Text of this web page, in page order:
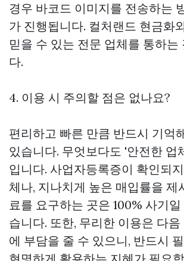
경우 바코드 이미지를 전송하는
가 진행됩니다. 컬처랜드 현금화
믿을 수 있는 전문 업체를 통하는
다.
4. 이용 시 주의할 점은 없나요?
편리하고 빠른 만큼 반드시 기억
있습니다. 무엇보다도 '안전한 업
입니다. 사업자등록증이 확인되
체나, 지나치게 높은 매입률을 제
료를 요구하는 곳은 100% 사기
습니다. 또한, 무리한 이용은 다
에 부담을 줄 수 있으니, 반드시